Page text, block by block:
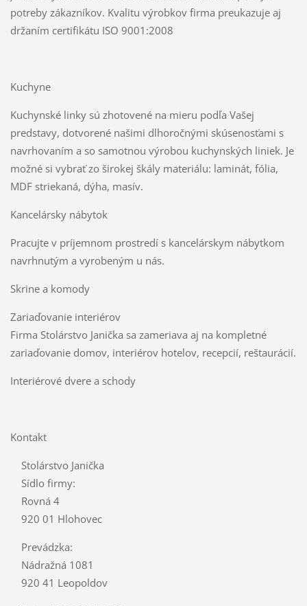
potreby zákazníkov. Kvalitu výrobkov firma preukazuje aj
držaním certifikátu ISO 9001:2008
Kuchyne
Kuchynské linky sú zhotovené na mieru podľa Vašej
predstavy, dotvorené našimi dlhoročnými skúsenosťami s
navrhovaním a so samotnou výrobou kuchynských liniek. Je
možné si vybrať zo širokej škály materiálu: laminát, fólia,
MDF striekaná, dýha, masív.
Kancelársky nábytok
Pracujte v príjemnom prostredí s kancelárskym nábytkom
navrhnutým a vyrobeným u nás.
Skrine a komody
Zariaďovanie interiérov
Firma Stolárstvo Janička sa zameriava aj na kompletné
zariaďovanie domov, interiérov hotelov, recepcií, reštaurácií.
Interiérové dvere a schody
Kontakt
Stolárstvo Janička
Sídlo firmy:
Rovná 4
920 01 Hlohovec
Prevádzka:
Nádražná 1081
920 41 Leopoldov